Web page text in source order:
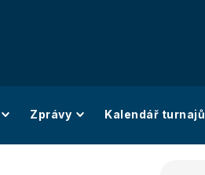
Zprávy Kalendář turnajů